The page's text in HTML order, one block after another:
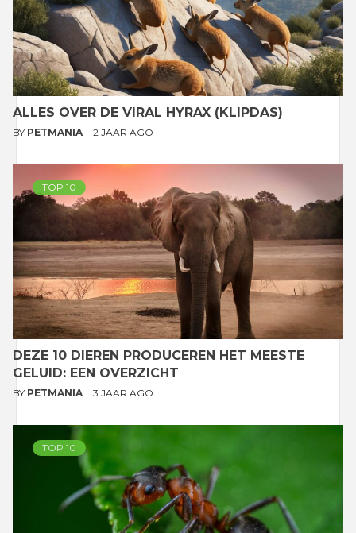
ALLES OVER DE VIRAL HYRAX (KLIPDAS)
BY PETMANIA 2 JAAR AGO
TOP 10
DEZE 10 DIEREN PRODUCEREN HET MEESTE
GELUID: EEN OVERZICHT
BY PETMANIA 3 JAAR AGO
TOP 10